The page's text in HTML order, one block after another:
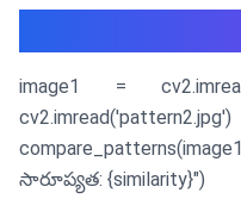
image1 =
సారూప్యత: {similarity}")